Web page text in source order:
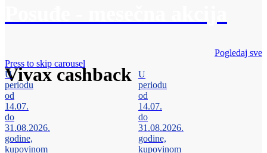
Vivax cashback
Pogledaj sve
Press to skip carousel
U
periodu
od
14.07.
do
31.08.2026.
godine,
kupovinom
U
periodu
od
14.07.
do
31.08.2026.
godine,
kupovinom